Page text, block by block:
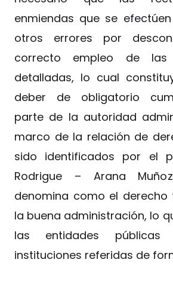
enmiendas que se
otros errores por
correcto empleo de
detalladas, lo cual
deber de obligatorio
parte de la autoridad
marco de la relación de
sido identificados por el
Rodrigue – Arana
denomina como el derecho
la buena administración, lo
las entidades públicas
instituciones referidas de